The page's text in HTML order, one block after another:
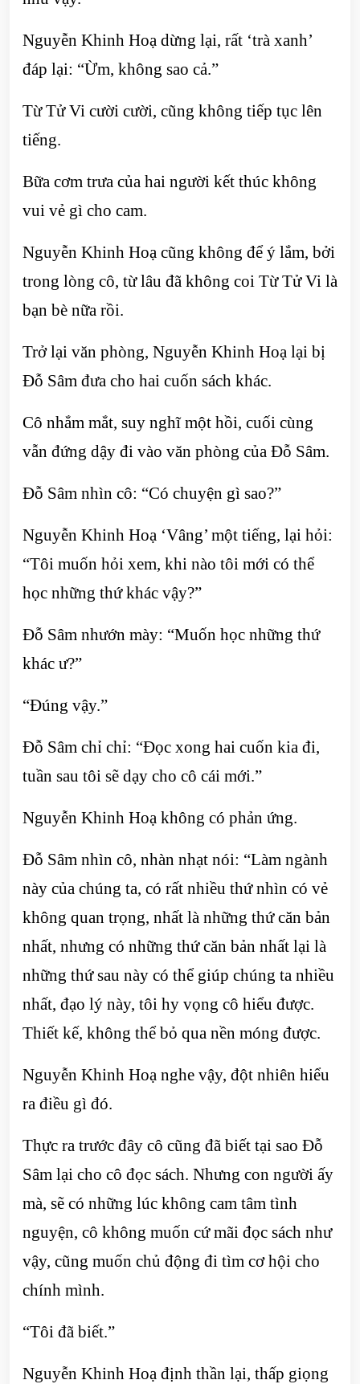
Nguyễn Khinh Hoạ dừng lại, rất ‘trà xanh’
đáp lại: “Ừm, không sao cả.”
Từ Tử Vi cười cười, cũng không tiếp tục lên
tiếng.
Bữa cơm trưa của hai người kết thúc không
vui vẻ gì cho cam.
Nguyễn Khinh Hoạ cũng không để ý lắm, bởi
trong lòng cô, từ lâu đã không coi Từ Tử Vi là
bạn bè nữa rồi.
Trở lại văn phòng, Nguyễn Khinh Hoạ lại bị
Đỗ Sâm đưa cho hai cuốn sách khác.
Cô nhắm mắt, suy nghĩ một hồi, cuối cùng
vẫn đứng dậy đi vào văn phòng của Đỗ Sâm.
Đỗ Sâm nhìn cô: “Có chuyện gì sao?”
Nguyễn Khinh Hoạ ‘Vâng’ một tiếng, lại hỏi:
“Tôi muốn hỏi xem, khi nào tôi mới có thể
học những thứ khác vậy?”
Đỗ Sâm nhướn mày: “Muốn học những thứ
khác ư?”
“Đúng vậy.”
Đỗ Sâm chỉ chỉ: “Đọc xong hai cuốn kia đi,
tuần sau tôi sẽ dạy cho cô cái mới.”
Nguyễn Khinh Hoạ không có phản ứng.
Đỗ Sâm nhìn cô, nhàn nhạt nói: “Làm ngành
này của chúng ta, có rất nhiều thứ nhìn có vẻ
không quan trọng, nhất là những thứ căn bản
nhất, nhưng có những thứ căn bản nhất lại là
những thứ sau này có thể giúp chúng ta nhiều
nhất, đạo lý này, tôi hy vọng cô hiểu được.
Thiết kế, không thể bỏ qua nền móng được.
Nguyễn Khinh Hoạ nghe vậy, đột nhiên hiểu
ra điều gì đó.
Thực ra trước đây cô cũng đã biết tại sao Đỗ
Sâm lại cho cô đọc sách. Nhưng con người ấy
mà, sẽ có những lúc không cam tâm tình
nguyện, cô không muốn cứ mãi đọc sách như
vậy, cũng muốn chủ động đi tìm cơ hội cho
chính mình.
“Tôi đã biết.”
Nguyễn Khinh Hoạ định thần lại, thấp giọng